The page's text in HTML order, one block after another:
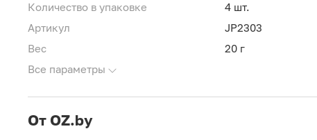
Количество в упаковке
4 шт.
Артикул
JP2303
Вес
20 г
Все параметры
От OZ.by